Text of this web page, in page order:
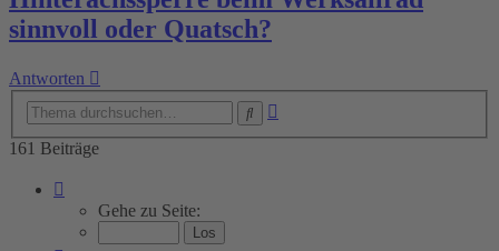
sinnvoll oder Quatsch?
Antworten
161 Beiträge
von
Gehe zu Seite: